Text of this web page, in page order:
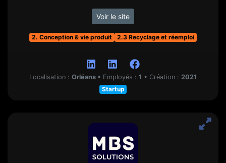
Voir le site
2. Conception & vie produit 2.3 Recyclage et réemploi
Localisation : Orléans • Employés : 1 • Création : 2021
Startup